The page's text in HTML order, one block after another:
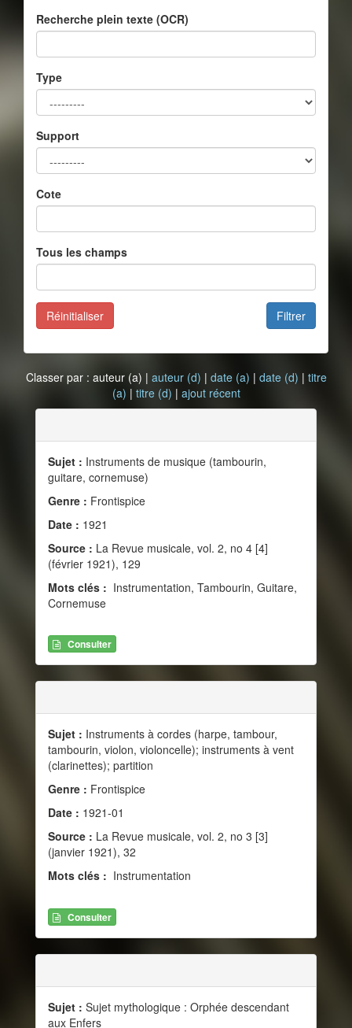
Recherche plein texte (OCR)
Type
Support
Cote
Tous les champs
Filtrer
Réinitialiser
Classer par : auteur (a) | auteur (d) | date (a) | date (d) | titre
(a) | titre (d) | ajout récent
Sujet : Instruments de musique (tambourin,
guitare, cornemuse)
Genre : Frontispice
Date : 1921
Source : La Revue musicale, vol. 2, no 4 [4]
(février 1921), 129
Mots clés : Instrumentation, Tambourin, Guitare,
Cornemuse
Consulter
Sujet : Instruments à cordes (harpe, tambour,
tambourin, violon, violoncelle); instruments à vent
(clarinettes); partition
Genre : Frontispice
Date : 1921-01
Source : La Revue musicale, vol. 2, no 3 [3]
(janvier 1921), 32
Mots clés : Instrumentation
Consulter
Sujet : Sujet mythologique : Orphée descendant
aux Enfers